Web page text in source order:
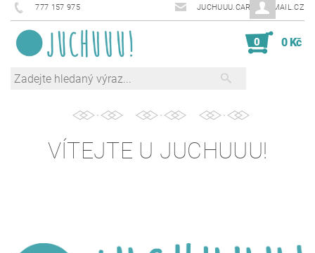
777 157 975 JUCHUUU.CARDS@EMAIL.CZ
0 0 Kč
VÍTEJTE U JUCHUUU!